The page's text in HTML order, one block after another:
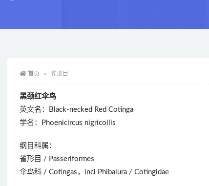
首页 雀形目
黑颈红伞鸟
英文名：Black-necked Red Cotinga
学名：Phoenicircus nigricollis
纲目科属：
雀形目 / Passeriformes
伞鸟科 / Cotingas，incl Phibalura / Cotingidae